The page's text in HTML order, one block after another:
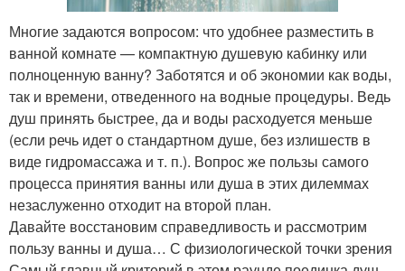
Многие задаются вопросом: что удобнее разместить в
ванной комнате — компактную душевую кабинку или
полноценную ванну? Заботятся и об экономии как воды,
так и времени, отведенного на водные процедуры. Ведь
душ принять быстрее, да и воды расходуется меньше
(если речь идет о стандартном душе, без излишеств в
виде гидромассажа и т. п.). Вопрос же пользы самого
процесса принятия ванны или душа в этих дилеммах
незаслуженно отходит на второй план.
Давайте восстановим справедливость и рассмотрим
пользу ванны и душа… С физиологической точки зрения